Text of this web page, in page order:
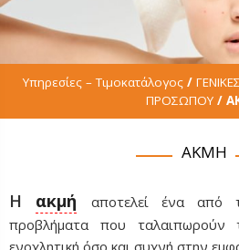
Υπηρεσίες – Τιμοκατάλογος/
ΠΡΟΣΩΠΟΥ /
ΑΚΜΗ
Η ακμή
αποτελεί ένα από
προβλήματα που ταλαιπωρούν
ενοχλητική όσο και συχνή στην